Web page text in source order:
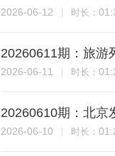
2026-06-12 时长：
20260611期：旅游
2026-06-11 时长：
20260610期：北京
2026-06-10 时长：